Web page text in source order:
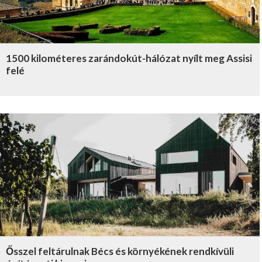
1500 kilométeres zarándokút-hálózat nyílt meg Assisi
felé
Ősszel feltárulnak Bécs és környékének rendkívüli